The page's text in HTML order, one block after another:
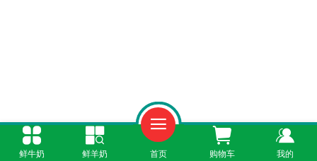
鲜牛奶 鲜羊奶 首页 购物车 我的